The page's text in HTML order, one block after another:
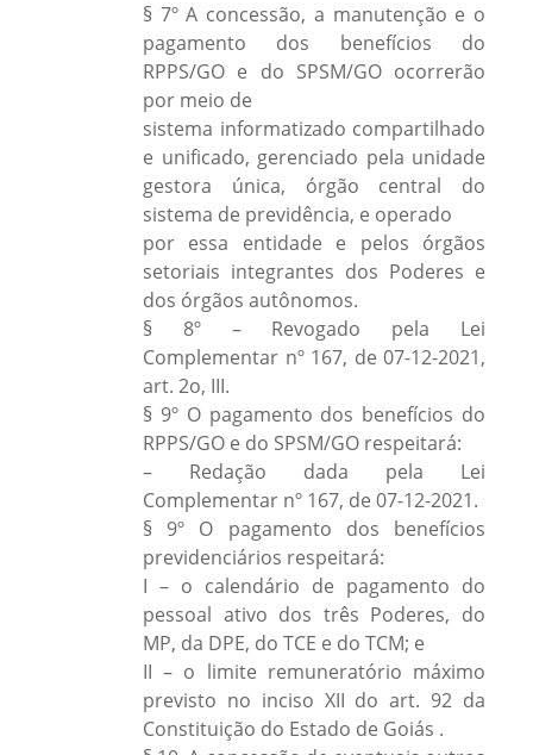
§ 7º A concessão, a manutenção e o
pagamento dos benefícios do
RPPS/GO e do SPSM/GO ocorrerão
por meio de
sistema informatizado compartilhado
e unificado, gerenciado pela unidade
gestora única, órgão central do
sistema de previdência, e operado
por essa entidade e pelos órgãos
setoriais integrantes dos Poderes e
dos órgãos autônomos.
§ 8º – Revogado pela Lei
Complementar nº 167, de 07-12-2021,
art. 2o, III.
§ 9º O pagamento dos benefícios do
RPPS/GO e do SPSM/GO respeitará:
– Redação dada pela Lei
Complementar nº 167, de 07-12-2021.
§ 9º O pagamento dos benefícios
previdenciários respeitará:
I – o calendário de pagamento do
pessoal ativo dos três Poderes, do
MP, da DPE, do TCE e do TCM; e
II – o limite remuneratório máximo
previsto no inciso XII do art. 92 da
Constituição do Estado de Goiás .